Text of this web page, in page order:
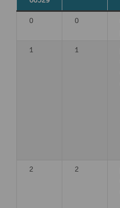
0 0
1
1
2
2